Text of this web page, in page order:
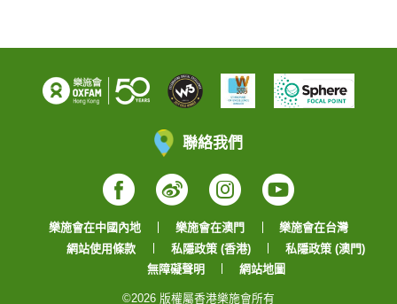
聯絡我們
Facebook
WeiboInstagram
YouTube
樂施會在中國內地 樂施會在澳門
樂施會在台灣
網站使用條款
私隱政策 (香港)
私隱政策 (澳門)
無障礙聲明
網站地圖
©2026 版權屬香港樂施會所有